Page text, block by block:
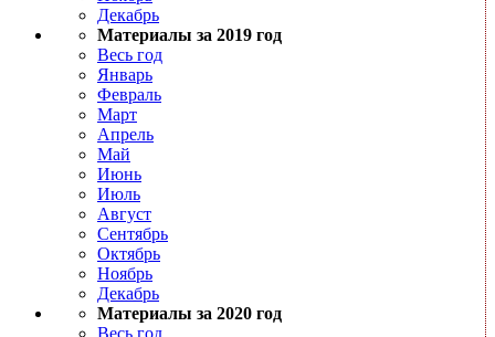
Декабрь
Материалы за 2019 год
Весь год
Январь
Февраль
Март
Апрель
Май
Июнь
Июль
Август
Сентябрь
Октябрь
Ноябрь
Декабрь
Материалы за 2020 год
Весь год